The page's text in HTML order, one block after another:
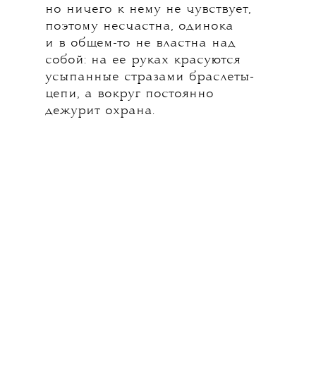
но ничего к нему не чувствует,
поэтому несчастна, одинока
и в общем-то не властна над
собой: на ее руках красуются
усыпанные стразами браслеты-
цепи, а вокруг постоянно
дежурит охрана.